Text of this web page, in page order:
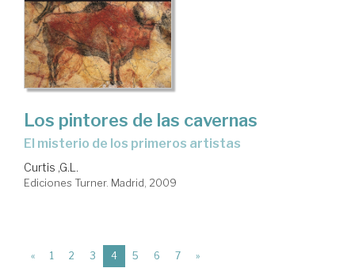
Los pintores de las cavernas
el misterio de los primeros artistas
Curtis ,G.L.
Ediciones Turner. Madrid, 2009
« 1 2 3 4(current)
5 6 7 »